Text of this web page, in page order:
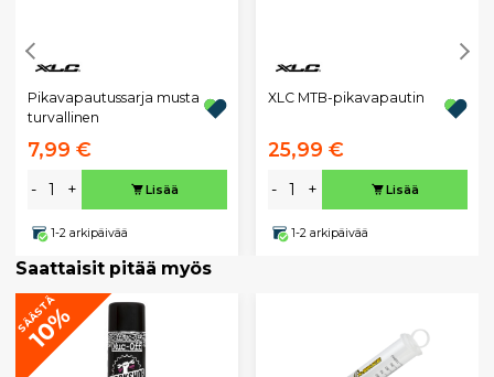
Pikavapautussarja musta
turvallinen
7,99 €
- + Lisää
1-2 arkipäivää
XLC MTB-pikavapautin
25,99 €
- + Lisää
1-2 arkipäivää
Saattaisit pitää myös
SÄÄSTÄ
10%